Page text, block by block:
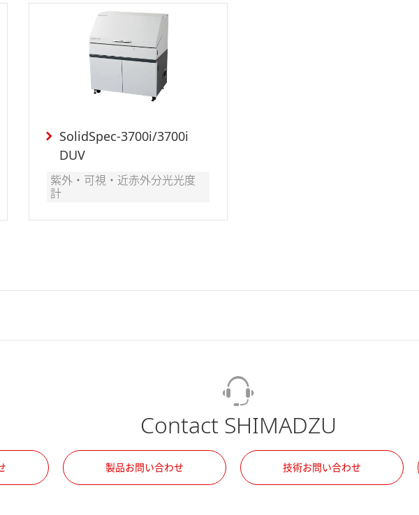
SolidSpec-3700i/3700i
DUV
紫外・可視・近赤外分光光度
計
Contact SHIMADZU
製品お問い合わせ 技術お問い合わせ